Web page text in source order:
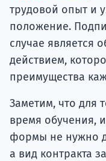
трудовой опыт и
положение.
случае является
действием,
преимущества
Заметим, что для
время обучения,
формы не нужно
а вид контракта